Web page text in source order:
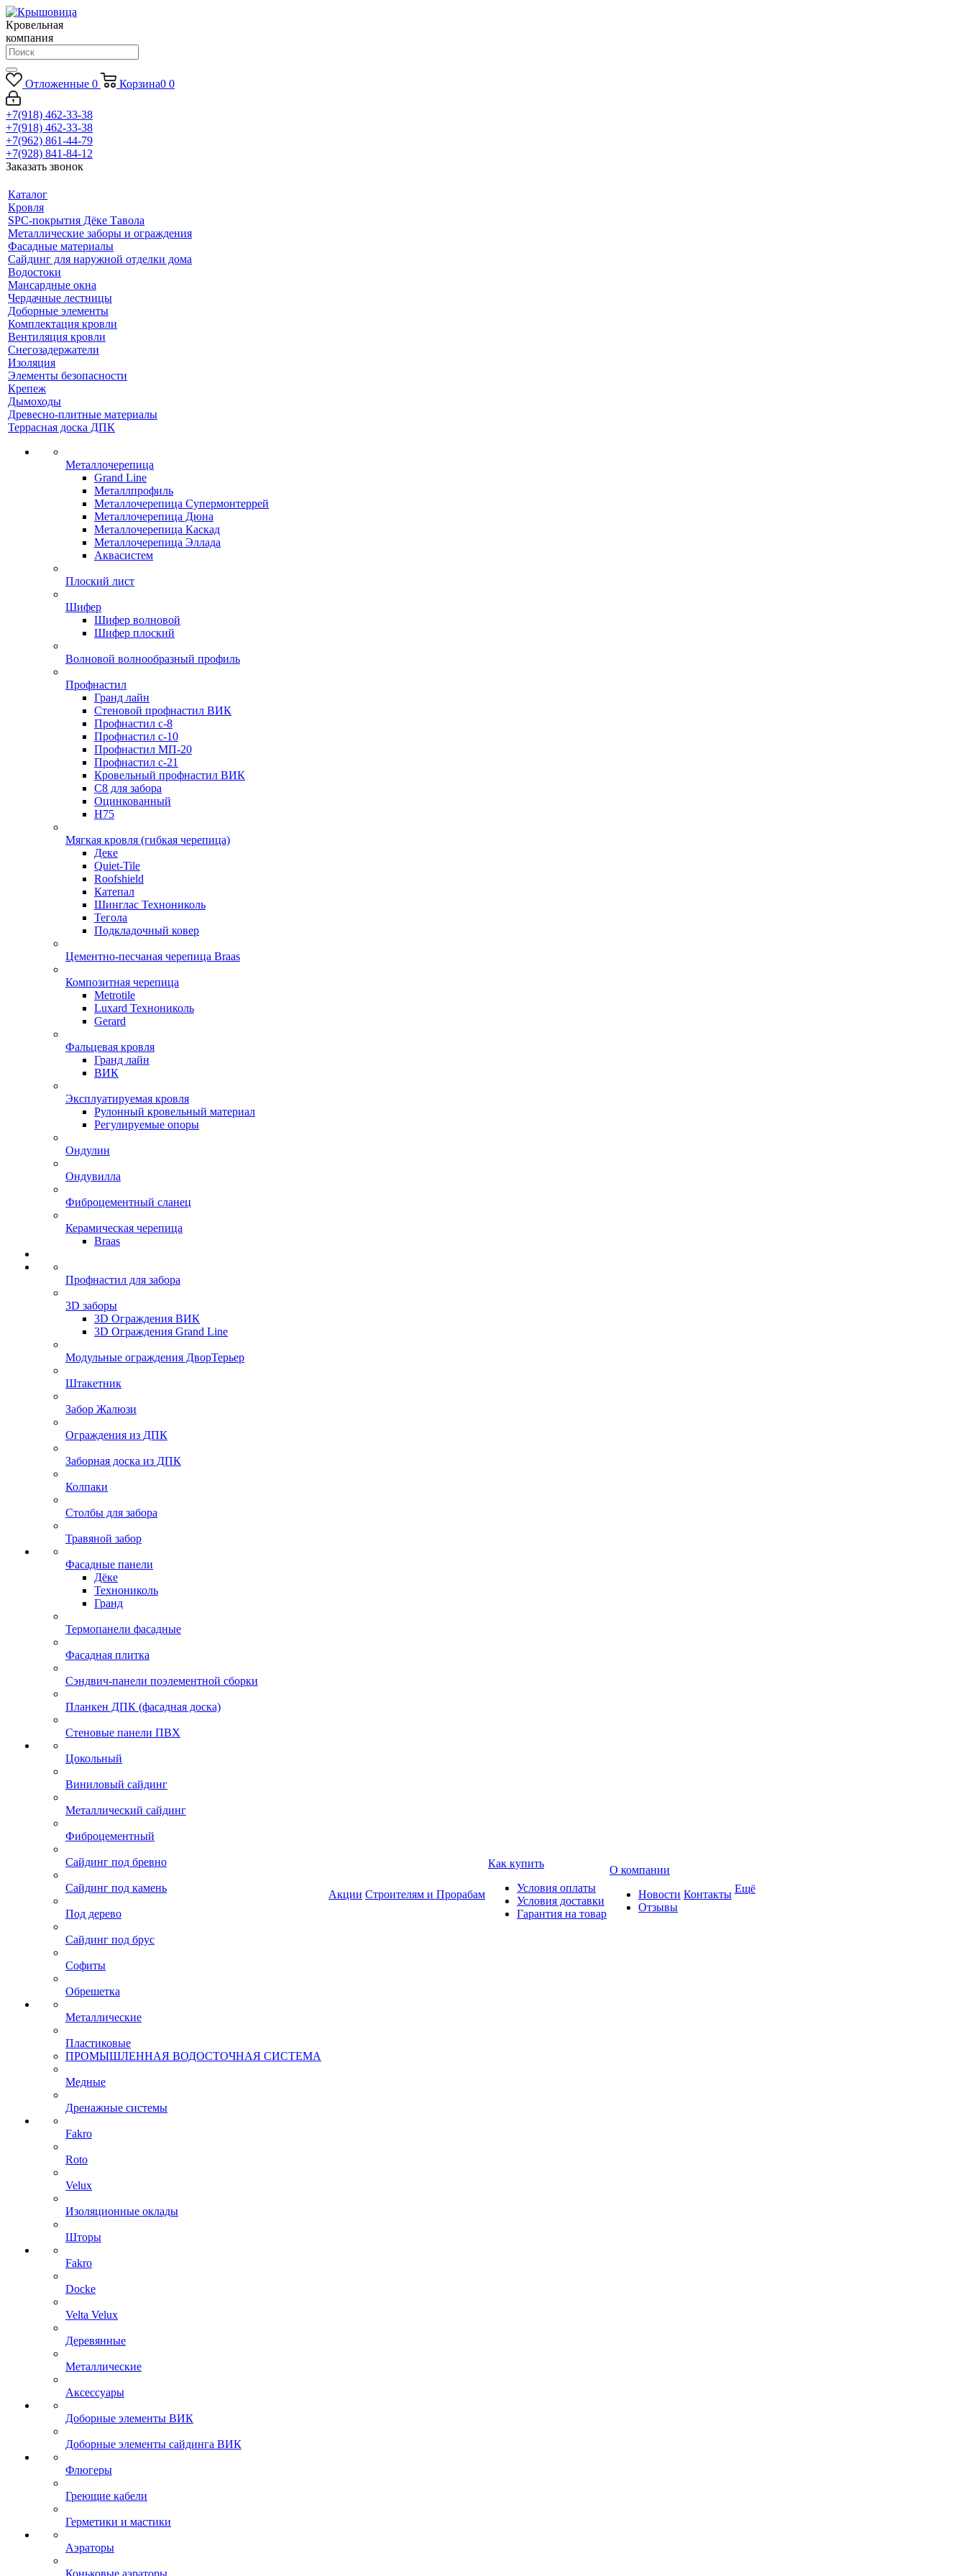
Кровельная
компания
Отложенные 0 Корзина0 0
+7(918) 462-33-38
+7(918) 462-33-38
+7(962) 861-44-79
+7(928) 841-84-12
Заказать звонок
Каталог
Кровля
SPC-покрытия Дёке Тавола
Металлические заборы и ограждения
Фасадные материалы
Сайдинг для наружной отделки дома
Водостоки
Мансардные окна
Чердачные лестницы
Доборные элементы
Комплектация кровли
Вентиляция кровли
Снегозадержатели
Изоляция
Элементы безопасности
Крепеж
Дымоходы
Древесно-плитные материалы
Террасная доска ДПК
Металлочерепица
Grand Line
Металлпрофиль
Металлочерепица Супермонтеррей
Металлочерепица Дюна
Металлочерепица Каскад
Металлочерепица Эллада
Аквасистем
Плоский лист
Шифер
Шифер волновой
Шифер плоский
Волновой волнообразный профиль
Профнастил
Гранд лайн
Стеновой профнастил ВИК
Профнастил с-8
Профнастил с-10
Профнастил МП-20
Профнастил с-21
Кровельный профнастил ВИК
С8 для забора
Оцинкованный
Н75
Мягкая кровля (гибкая черепица)
Деке
Quiet-Tile
Roofshield
Катепал
Шинглас Технониколь
Тегола
Подкладочный ковер
Цементно-песчаная черепица Braas
Композитная черепица
Metrotile
Luxard Технониколь
Gerard
Фальцевая кровля
Гранд лайн
ВИК
Эксплуатируемая кровля
Рулонный кровельный материал
Регулируемые опоры
Ондулин
Ондувилла
Фиброцементный сланец
Керамическая черепица
Braas
Профнастил для забора
3D заборы
3D Ограждения ВИК
3D Ограждения Grand Line
Модульные ограждения ДворТерьер
Штакетник
Забор Жалюзи
Ограждения из ДПК
Заборная доска из ДПК
Колпаки
Столбы для забора
Травяной забор
Фасадные панели
Дёке
Технониколь
Гранд
Термопанели фасадные
Фасадная плитка
Сэндвич-панели поэлементной сборки
Планкен ДПК (фасадная доска)
Стеновые панели ПВХ
Цокольный
Виниловый сайдинг
Металлический сайдинг
Фиброцементный
Сайдинг под бревно
Сайдинг под камень
Под дерево
Сайдинг под брус
Софиты
Обрешетка
Металлические
Пластиковые
ПРОМЫШЛЕННАЯ ВОДОСТОЧНАЯ СИСТЕМА
Медные
Дренажные системы
Fakro
Roto
Velux
Изоляционные оклады
Шторы
Fakro
Docke
Velta Velux
Деревянные
Металлические
Аксессуары
Доборные элементы ВИК
Доборные элементы сайдинга ВИК
Флюгеры
Греющие кабели
Герметики и мастики
Аэраторы
Коньковые аэраторы
Акции Строителям и Прорабам
Как купить
Условия оплаты
Условия доставки
Гарантия на товар
О компании
Новости
Отзывы
Контакты Ещё